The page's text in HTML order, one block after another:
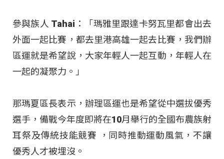
參與族人 Tahai：「瑪雅里跟達卡努瓦里都會出去
外面一起比賽，都去里港高雄一起去比賽，我們辦
區運就是希望說，大家年輕人一起互動，年輕人在
一起的凝聚力。」
那瑪夏區長表示，辦理區運也是希望從中選拔優秀
選手，備戰今年度即將在10月舉行的全國布農族射
耳祭及傳統技能競賽 ，同時推動運動風氣，不讓
優秀人才被埋沒。